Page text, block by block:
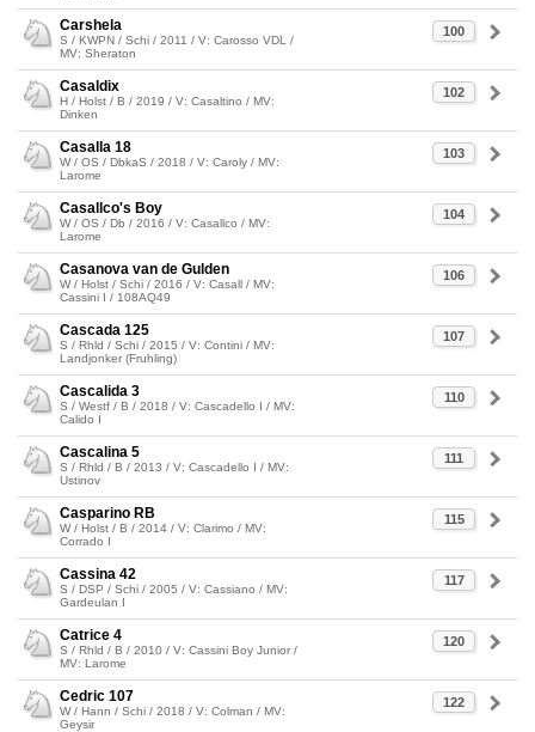
100
Carshela
S / KWPN / Schi / 2011 / V: Carosso VDL /
MV: Sheraton
102
Casaldix
H / Holst / B / 2019 / V: Casaltino / MV:
Dinken
103
Casalla 18
W / OS / DbkaS / 2018 / V: Caroly / MV:
Larome
104
Casallco's Boy
W / OS / Db / 2016 / V: Casallco / MV:
Larome
106
Casanova van de Gulden
W / Holst / Schi / 2016 / V: Casall / MV:
Cassini I / 108AQ49
107
Cascada 125
S / Rhld / Schi / 2015 / V: Contini / MV:
Landjonker (Fruhling)
110
Cascalida 3
S / Westf / B / 2018 / V: Cascadello I / MV:
Calido I
111
Cascalina 5
S / Rhld / B / 2013 / V: Cascadello I / MV:
Ustinov
115
Casparino RB
W / Holst / B / 2014 / V: Clarimo / MV:
Corrado I
117
Cassina 42
S / DSP / Schi / 2005 / V: Cassiano / MV:
Gardeulan I
120
Catrice 4
S / Rhld / B / 2010 / V: Cassini Boy Junior /
MV: Larome
122
Cedric 107
W / Hann / Schi / 2018 / V: Colman / MV:
Geysir